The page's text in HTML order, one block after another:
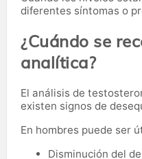
diferentes síntomas o
¿Cuándo se
analítica?
El análisis de
existen signos de
En hombres puede ser
Disminución del